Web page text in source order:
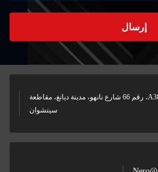
إرسال
رقم A38-2، رقم 66 شارع نانهو، مدينة ديانغ، مقاطعة
سيتشوان